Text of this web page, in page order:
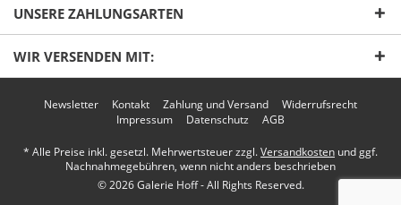
Senden
UNSERE ZAHLUNGSARTEN
WIR VERSENDEN MIT:
Newsletter Kontakt Zahlung und Versand
Widerrufsrecht
Impressum
Datenschutz AGB
* Alle Preise inkl. gesetzl. Mehrwertsteuer zzgl.Versandkosten und ggf.
Nachnahmegebühren, wenn nicht anders beschrieben
© 2026 Galerie Hoff - All Rights Reserved.